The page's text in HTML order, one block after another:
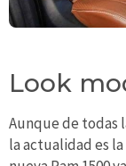
Look
Aunque de todas
la actualidad es